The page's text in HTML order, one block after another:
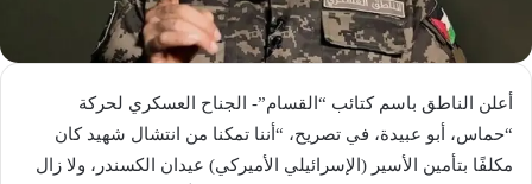
أعلن الناطق باسم كتائب “القسام”- الجناح العسكري لحركة
“حماس، أبو عبيدة، في تصريح، “أننا تمكنا من انتشال شهيد كان
مكلفًا بتأمين الأسير (الإسرائيلي الأميركي) عيدان الكسندر، ولا زال